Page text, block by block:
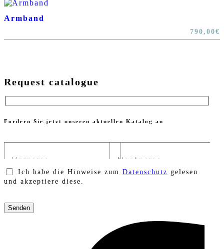
Armband
790,00€
Request catalogue
Fordern Sie jetzt unseren aktuellen Katalog an
Ich habe die Hinweise zum Datenschutz gelesen
und akzeptiere diese.
lasse